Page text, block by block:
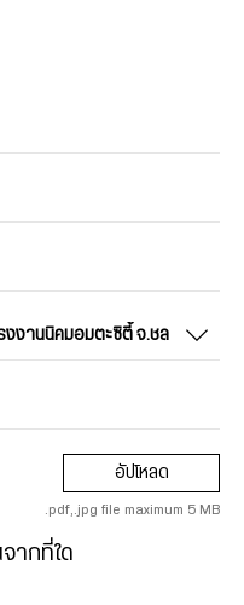
อัปโหลด
.pdf,.jpg file maximum 5 MB
ากที่ใด